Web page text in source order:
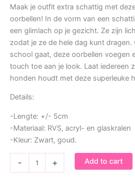
Maak je outfit extra schattig met
oorbellen! In de vorm van een
een glimlach op je gezicht. Ze zijn
zodat je ze de hele dag kunt dragen.
school gaat, deze oorbellen voegen
touch toe aan je look. Laat iedereen
honden houdt met deze superleuke
Details:
-Lengte: +/- 5cm
-Materiaal: RVS, acryl- en glaskralen
-Kleur: Zwart, goud.
- + Add to cart